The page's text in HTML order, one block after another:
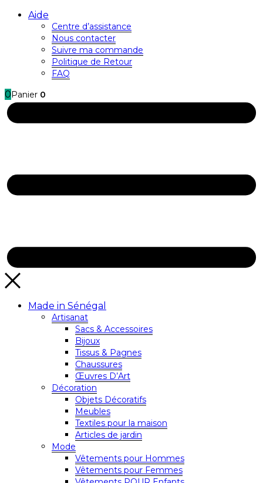
Aide
Centre d’assistance
Nous contacter
Suivre ma commande
Politique de Retour
FAQ
0 Panier 0
Made in Sénégal
Artisanat
Sacs & Accessoires
Bijoux
Tissus & Pagnes
Chaussures
Œuvres D’Art
Décoration
Objets Décoratifs
Meubles
Textiles pour la maison
Articles de jardin
Mode
Vêtements pour Hommes
Vêtements pour Femmes